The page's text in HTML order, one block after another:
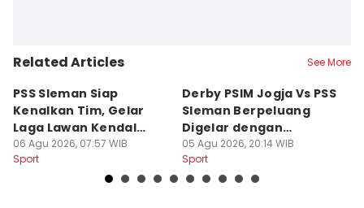
Related Articles See More
PSS Sleman Siap
Kenalkan Tim, Gelar
Laga Lawan Kendal
Tornado FC
06 Agu 2026, 07:57 WIB
Sport
Derby PSIM Jogja Vs PSS
Sleman Berpeluang
Digelar dengan
Penonton
05 Agu 2026, 20:14 WIB
Sport